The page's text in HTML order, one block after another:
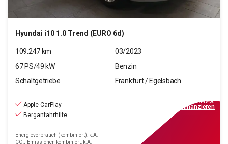
Hyundai i10 1.0 Trend (EURO 6d)
109.247km
03/2023
67PS/49 kW
Benzin
Schaltgetriebe
Frankfurt / Egelsbach
Apple CarPlay
Berganfahrhilfe
Energieverbrauch (kombiniert): k.A.
CO₂-Emissionen kombiniert: k.A.
inkl.MwSt.
finanzieren